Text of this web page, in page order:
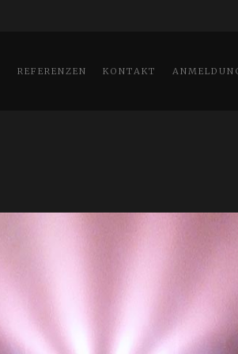
REFERENZEN KONTAKT